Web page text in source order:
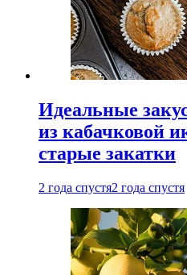
Идеальные
из кабачковой
старые закатки
2 года спустя2 года спустя